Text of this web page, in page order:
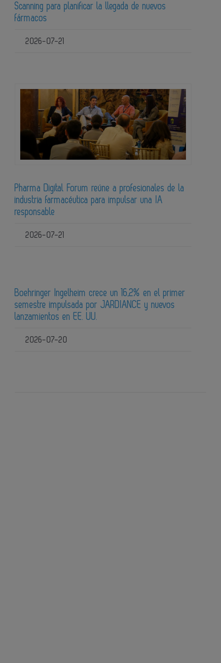
Scanning para planificar la llegada de nuevos
fármacos
2026-07-21
Pharma Digital Forum reúne a profesionales de la
industria farmacéutica para impulsar una IA
responsable
2026-07-21
Boehringer Ingelheim crece un 16,2% en el primer
semestre impulsada por JARDIANCE y nuevos
lanzamientos en EE. UU.
2026-07-20